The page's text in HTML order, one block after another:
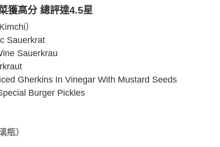
獲高分 總評達4.5星
）
Sauerkrat
Sauerkrau
Gherkins In Vinegar With Mustard Seeds
Burger Pickles
瓶）